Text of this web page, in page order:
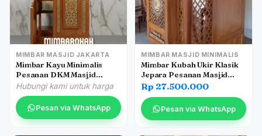
MIMBAR MASJID JAKARTA
Mimbar Kayu Minimalis
Pesanan DKM Masjid
Tulungagung
Hubungi kami untuk harga
Pesan via WhatsApp
MIMBAR MASJID MINIMALIS
Mimbar Kubah Ukir Klasik
Jepara Pesanan Masjid
Pacitan
Rp 27.500.000
Pesan via WhatsApp